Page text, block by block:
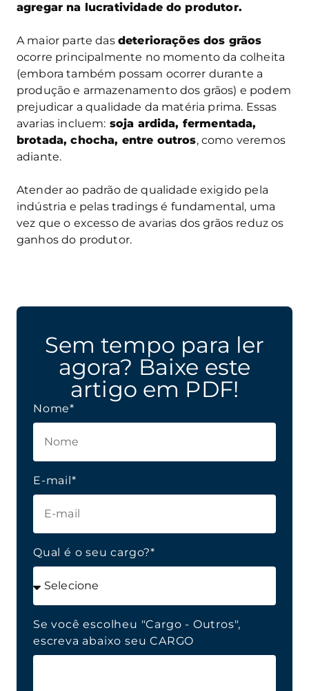
agregar na lucratividade do produtor.
A maior parte das deteriorações dos grãos
ocorre principalmente no momento da colheita
(embora também possam ocorrer durante a
produção e armazenamento dos grãos) e podem
prejudicar a qualidade da matéria prima. Essas
avarias incluem: soja ardida, fermentada,
brotada, chocha, entre outros, como veremos
adiante.
Atender ao padrão de qualidade exigido pela
indústria e pelas tradings é fundamental, uma
vez que o excesso de avarias dos grãos reduz os
ganhos do produtor.
Sem tempo para ler
agora? Baixe este
artigo em PDF!
Nome*
E-mail*
Qual é o seu cargo?*
Se você escolheu "Cargo - Outros",
escreva abaixo seu CARGO